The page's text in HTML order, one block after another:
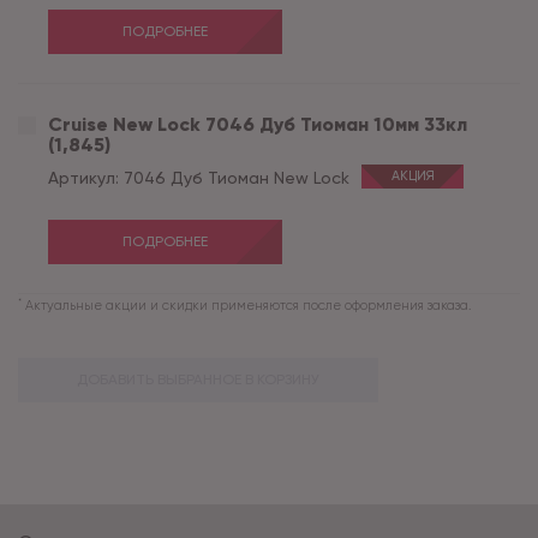
ПОДРОБНЕЕ
Cruise New Lock 7046 Дуб Тиоман 10мм 33кл
(1,845)
Артикул: 7046 Дуб Тиоман New Lock АКЦИЯ
ПОДРОБНЕЕ
* Актуальные акции и скидки применяются после оформления заказа.